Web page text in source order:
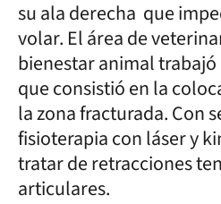
su ala derecha que
volar. El área de
bienestar animal
que consistió en la
la zona fracturada. Con
fisioterapia con láser y
tratar de retracciones
articulares.